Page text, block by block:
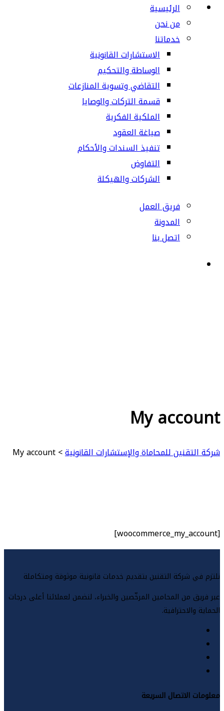
الرئيسية
من نحن
خدماتنا
الاستشارات القانونية
الوساطة والتحكيم
التقاضي وتسوية المنازعات
قسمة التركات والوصايا
الملكية الفكرية
صياغة العقود
تنفيذ السندات والأحكام
التفاوض
الشركات والهيكلة
فريق العمل
المدونة
اتصل بنا
My
للمحاماة والإستشارات القانونية>
My account
في شركة التقنين بتقديم خدمات قانونية موثوقة ومتكاملة
من المحامين المرخّصين والخبراء، لنضمن لعملائنا أعلى درجات
والاحترافية.
الاتصال السريعة